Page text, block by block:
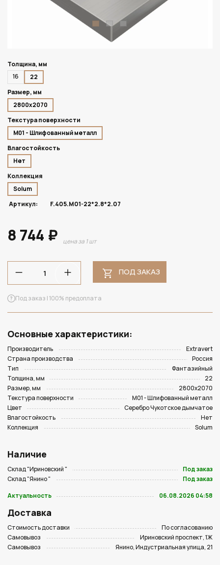
Толщина, мм
16
22
Размер, мм
2800х2070
Текстура поверхности
M01 - Шлифованный металл
Влагостойкость
Нет
Коллекция
Solum
Артикул:
F.405.M01-22*2.8*2.07
8 744 ₽ цена за 1 шт
ПОД ЗАКАЗ
Под заказ | 100% предоплата
Основные характеристики:
Производитель
Extravert
Страна производства
Россия
Тип
Фантазийный
Толщина, мм
22
Размер, мм
2800х2070
Текстура поверхности
M01 - Шлифованный металл
Цвет
Серебро Чукотское дымчатое
Влагостойкость
Нет
Коллекция
Solum
Наличие
Склад "Ириновский "
Под заказ
Склад "Янино "
Под заказ
Актуальность
06.08.2026 04:58
Доставка
Стоимость доставки
По согласованию
Самовывоз
Ириновский проспект, 1Ж
Самовывоз
Янино, Индустриальная улица, 21